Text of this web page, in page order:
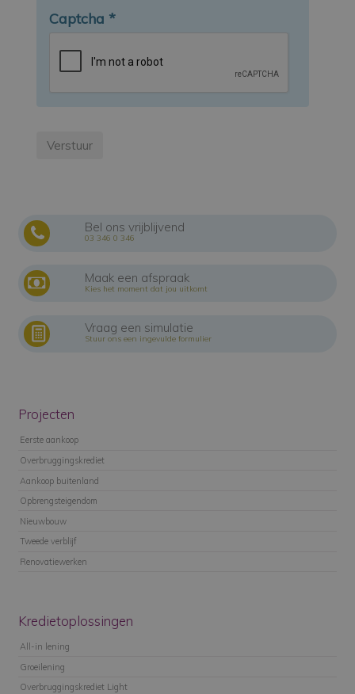
Captcha *
Bel ons vrijblijvend
03 346 0 346
Maak een afspraak
Kies het moment dat jou uitkomt
Vraag een simulatie
Stuur ons een ingevulde formulier
Projecten
Eerste aankoop
Overbruggingskrediet
Aankoop buitenland
Opbrengsteigendom
Nieuwbouw
Tweede verblijf
Renovatiewerken
Kredietoplossingen
All-in lening
Groeilening
Overbruggingskrediet Light